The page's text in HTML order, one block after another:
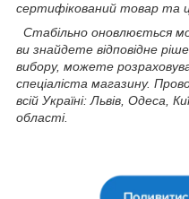
сертифікований товар та
Стабільно оновлюється
ви знайдете відповідне
вибору, можете
спеціаліста магазину.
всій Україні: Львів, Одеса,
області.